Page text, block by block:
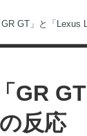
GR GT」と「
GR
反応